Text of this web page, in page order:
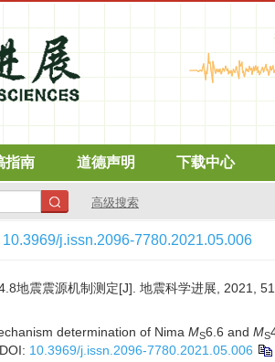
指南 道德声明 下载中心
高级搜索
10.3969/j.issn.2096-7780.2021.05.006
地震震源机制测定[J]. 地震科学进展, 2021,
determination of Nima MS6.6 and MS
DOI: 10.3969/j.issn.2096-7780.2021.05.006